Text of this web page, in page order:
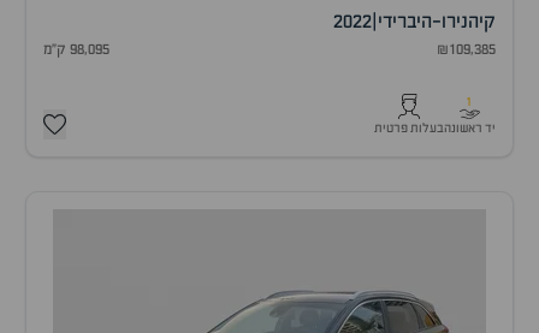
קיהנירו-היברידי 2022
₪109,385 98,095 ק"מ
1
יד ראשונהבעלות פרטית